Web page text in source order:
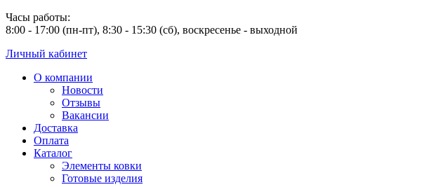
Часы работы:
8:00 - 17:00 (пн-пт), 8:30 - 15:30 (сб), воскресенье - выходной
Личный кабинет
О компании
Новости
Отзывы
Вакансии
Доставка
Оплата
Каталог
Элементы ковки
Готовые изделия